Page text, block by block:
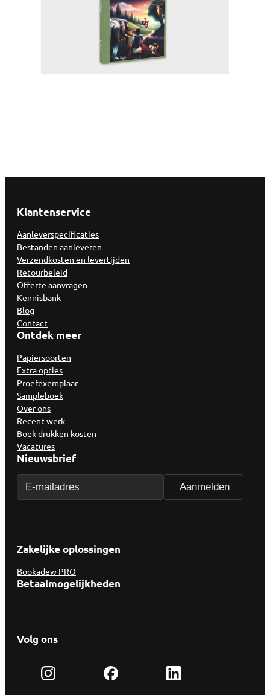
Klantenservice
Aanleverspecificaties
Bestanden aanleveren
Verzendkosten en levertijden
Retourbeleid
Offerte aanvragen
Kennisbank
Blog
Contact
Ontdek meer
Papiersoorten
Extra opties
Proefexemplaar
Sampleboek
Over ons
Recent werk
Boek drukken kosten
Vacatures
Nieuwsbrief
Zakelijke oplossingen
Bookadew PRO
Betaalmogelijkheden
Volg ons